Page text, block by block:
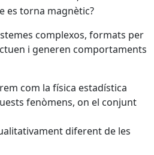
es torna magnètic?
complexos, formats per
i generen comportaments
com la física estadística
fenòmens, on el conjunt
diferent de les